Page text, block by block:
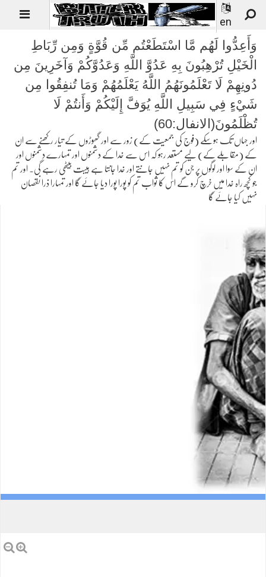
en
وَأَعِدُّوا لَهُم مَّا اسْتَطَعْتُم مِّن قُوَّةٍ وَمِن رِّبَاطِ
الْخَيْلِ تُرْهِبُونَ بِهِ عَدُوَّ اللَّهِ وَعَدُوَّكُمْ وَآخَرِينَ مِن
دُونِهِمْ لَا تَعْلَمُونَهُمُ اللَّهُ يَعْلَمُهُمْ وَمَا تُنفِقُوا مِن
شَيْءٍ فِي سَبِيلِ اللَّهِ يُوَفَّ إِلَيْكُمْ وَأَنتُمْ لَا
تُظْلَمُونَ(الانفال:60)
اور جہاں تک ہوسکے (فوج کی جمعیت کے) زور سے اور گھوڑوں کے تیار رکھنے سے ان
کے (مقابلے کے) لیے مستعد رہو کہ اس سے خدا کے دشمنوں اور تمہارے دشمنوں اور
ان کے سوا اور لوگوں پر جن کو تم نہیں جانتے اور خدا جانتا ہے ہیبت بیٹھی رہے گی۔ اور تم
جو کچھ راہ خدا میں خرچ کرو گے اس کا ثواب تم کو پورا پورا دیا جائے گا اور تمہارا ذرا نقصان
نہیں کیا جائے گا